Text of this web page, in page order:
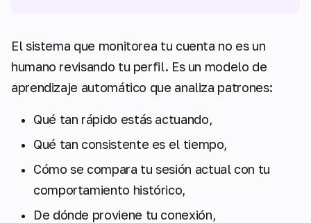
El sistema que monitorea tu cuenta no es un
humano revisando tu perfil. Es un modelo de
aprendizaje automático que analiza patrones:
Qué tan rápido estás actuando,
Qué tan consistente es el tiempo,
Cómo se compara tu sesión actual con tu
comportamiento histórico,
De dónde proviene tu conexión,